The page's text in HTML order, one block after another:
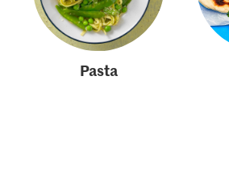
Pasta